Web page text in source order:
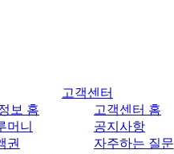
보 홈
머니
권
고객센터
고객센터 홈
공지사항
자주하는 질문